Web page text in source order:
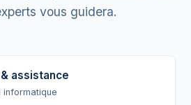
vous guidera.
assistance
informatique